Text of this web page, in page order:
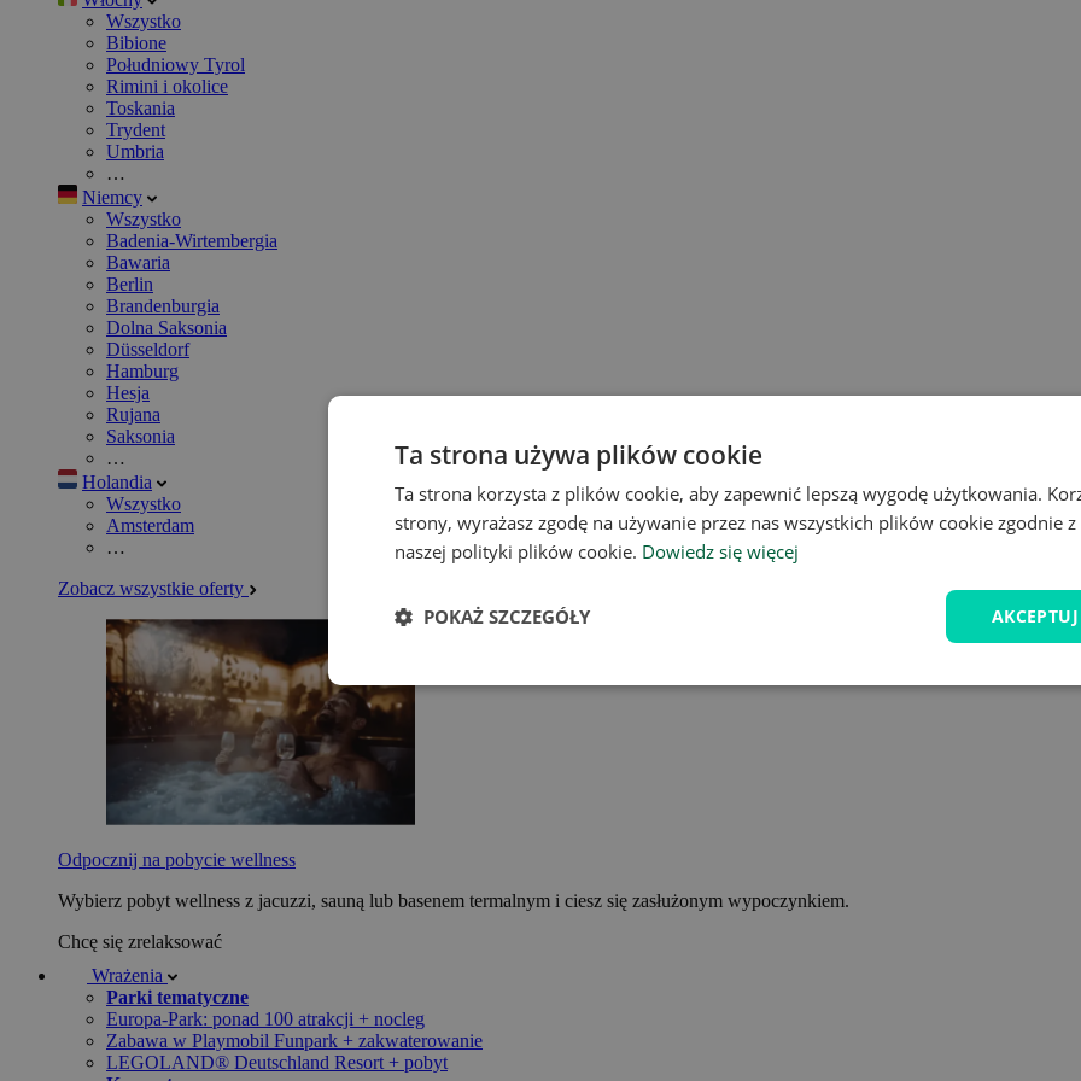
Wszystko
Bibione
Południowy Tyrol
Rimini i okolice
Toskania
Trydent
Umbria
…
Niemcy
Wszystko
Badenia-Wirtembergia
Bawaria
Berlin
Brandenburgia
Dolna Saksonia
Düsseldorf
Hamburg
Hesja
Rujana
Saksonia
…
Holandia
Wszystko
Amsterdam
…
Zobacz wszystkie oferty
Odpocznij na pobycie wellness
Wybierz pobyt wellness z jacuzzi, sauną lub basenem termalnym i ciesz się zasłużonym wypoczynkiem.
Chcę się zrelaksować
Wrażenia
Parki tematyczne
Europa-Park: ponad 100 atrakcji + nocleg
Zabawa w Playmobil Funpark + zakwaterowanie
LEGOLAND® Deutschland Resort + pobyt
Ta strona używa plików cookie
Ta strona korzysta z plików cookie, aby zapewnić lepszą wygodę użytkowania.
strony, wyrażasz zgodę na używanie przez nas wszystkich plików cookie zgodnie
naszej polityki plików cookie. Dowiedz się więcej
POKAŻ SZCZEGÓŁY